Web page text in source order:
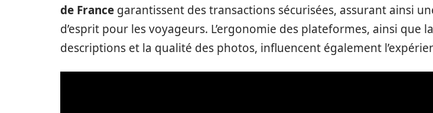
de France garantissent des transactions sécurisées, assurant ainsi
d’esprit pour les voyageurs. L’ergonomie des plateformes, ainsi que
descriptions et la qualité des photos, influencent également